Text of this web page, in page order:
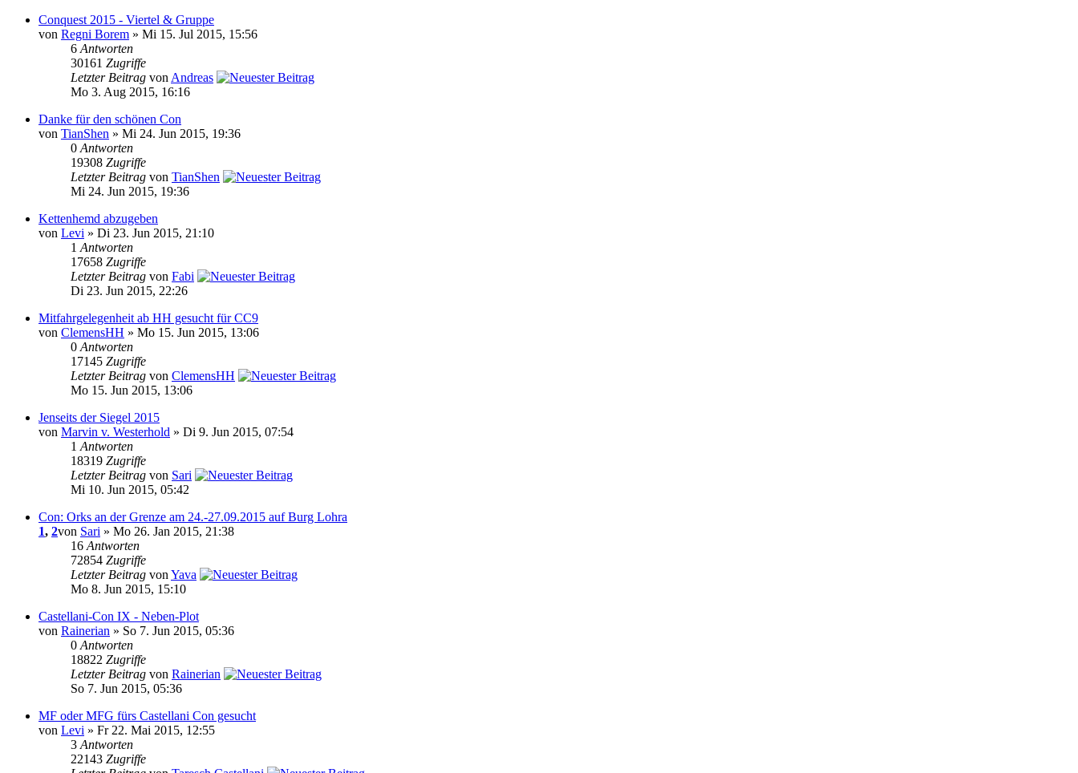
Conquest 2015 - Viertel & Gruppe
von Regni Borem » Mi 15. Jul 2015, 15:56
6 Antworten
30161 Zugriffe
Letzter Beitrag von Andreas
Mo 3. Aug 2015, 16:16
Danke für den schönen Con
von TianShen » Mi 24. Jun 2015, 19:36
0 Antworten
19308 Zugriffe
Letzter Beitrag von TianShen
Mi 24. Jun 2015, 19:36
Kettenhemd abzugeben
von Levi » Di 23. Jun 2015, 21:10
1 Antworten
17658 Zugriffe
Letzter Beitrag von Fabi
Di 23. Jun 2015, 22:26
Mitfahrgelegenheit ab HH gesucht für CC9
von ClemensHH » Mo 15. Jun 2015, 13:06
0 Antworten
17145 Zugriffe
Letzter Beitrag von ClemensHH
Mo 15. Jun 2015, 13:06
Jenseits der Siegel 2015
von Marvin v. Westerhold » Di 9. Jun 2015, 07:54
1 Antworten
18319 Zugriffe
Letzter Beitrag von Sari
Mi 10. Jun 2015, 05:42
Con: Orks an der Grenze am 24.-27.09.2015 auf Burg Lohra
1, 2von Sari » Mo 26. Jan 2015, 21:38
16 Antworten
72854 Zugriffe
Letzter Beitrag von Yava
Mo 8. Jun 2015, 15:10
Castellani-Con IX - Neben-Plot
von Rainerian » So 7. Jun 2015, 05:36
0 Antworten
18822 Zugriffe
Letzter Beitrag von Rainerian
So 7. Jun 2015, 05:36
MF oder MFG fürs Castellani Con gesucht
von Levi » Fr 22. Mai 2015, 12:55
3 Antworten
22143 Zugriffe